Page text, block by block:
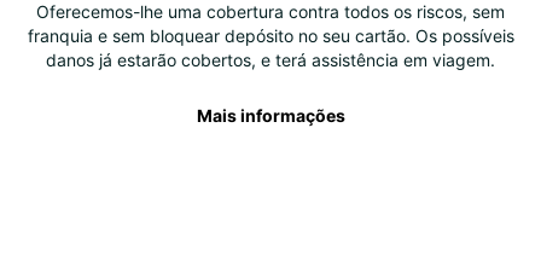
Oferecemos-lhe uma cobertura contra todos os riscos, sem
franquia e sem bloquear depósito no seu cartão. Os possíveis
danos já estarão cobertos, e terá assistência em viagem.
Mais informações